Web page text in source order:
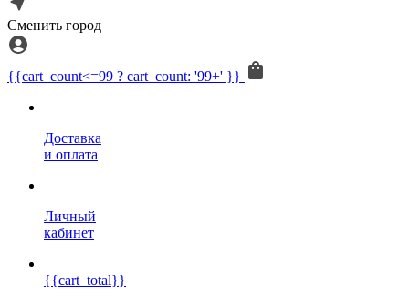
Сменить город
{{cart_count<=99 ? cart_count: '99+' }}
Доставка
и оплата
Личный
кабинет
{{cart_total}}